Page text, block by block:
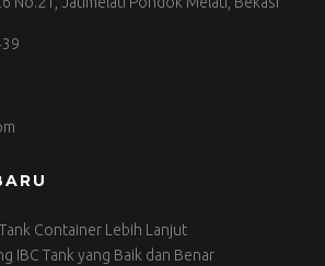
Container Lebih Lanjut
IBC Tank yang Baik dan Benar